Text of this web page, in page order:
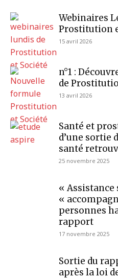
Webinaires
Prostitution
15 avril 2026
n°1 :
de
13 avril 2026
Santé et
d’une sortie
santé
25 novembre 2025
« Assistance
«
personnes
rapport
17 novembre 2025
Sortie du
après la loi